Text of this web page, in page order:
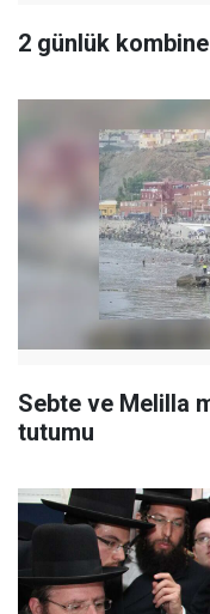
2 günlük
Sebte ve Melilla
tutumu